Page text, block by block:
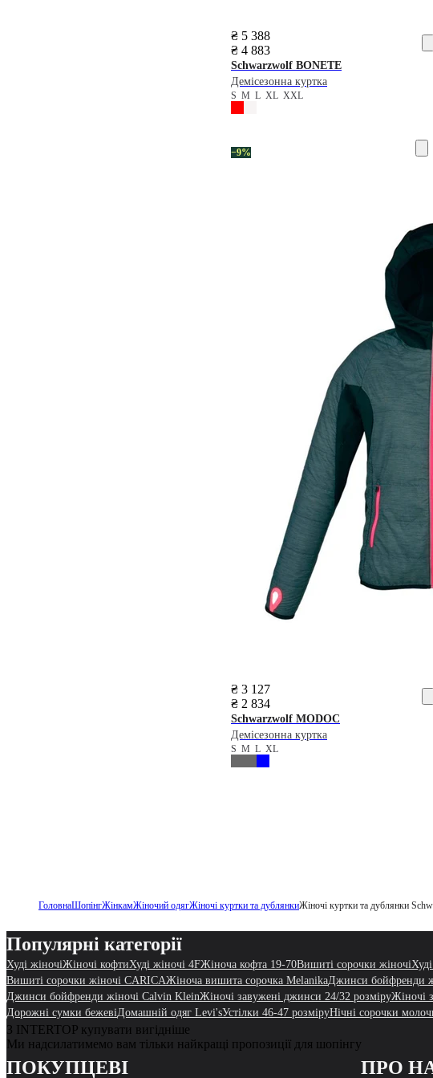
₴ 5 388
₴ 4 883
Schwarzwolf BONETE
Демісезонна куртка
S M L XL XXL
−9%
₴ 3 127
₴ 2 834
Schwarzwolf MODOC
Демісезонна куртка
S M L XL
ГоловнаШопінгЖінкамЖіночий одягЖіночі куртки та дублянкиЖіночі куртки та дублянки
Популярні категорії
Худі жіночіЖіночі кофтиХуді жіночі 4FЖіноча кофта 19-70Вишиті сорочки жіночі
Вишиті сорочки жіночі CARICAЖіноча вишита сорочка MelanikaДжинси бойфренди
Джинси бойфренди жіночі Calvin KleinЖіночі завужені джинси 24/32 розміруЖіночі
Дорожні сумки бежевіДомашній одяг Levi'sУстілки 46-47 розміруНічні сорочки
З INTERTOP купувати вигідніше
Ми надсилатимемо вам тільки найкращі пропозиції для шопінгу
ПОКУПЦЕВІ ПРО